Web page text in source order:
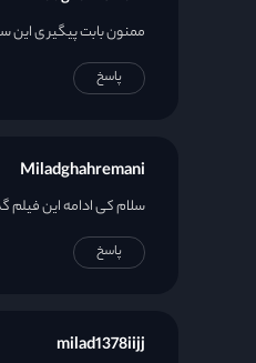
قسمت 24
ممنون بابت پیگیر ی این
پاسخ
Miladghahremani
سلام کی ادامه این فیلم
پاسخ
milad1378iijj